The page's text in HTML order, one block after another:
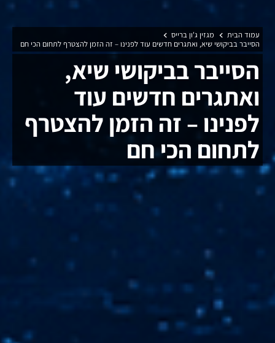
עמוד הבית
מגזין ג'ון ברייס
הסייבר בביקושי שיא, ואתגרים חדשים עוד לפנינו – זה הזמן להצטרף לתחום הכי חם
הסייבר בביקושי שיא,
ואתגרים חדשים עוד
לפנינו – זה הזמן להצטרף
לתחום הכי חם